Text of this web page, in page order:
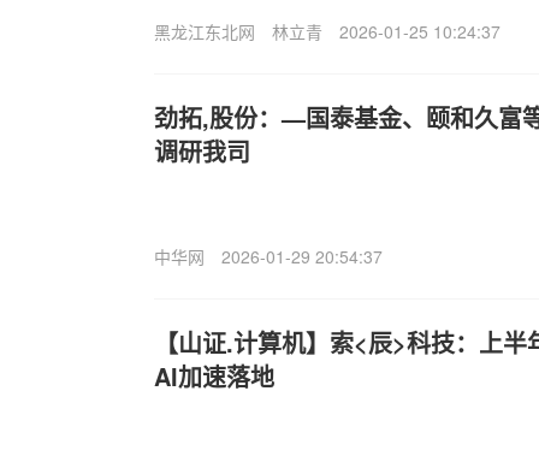
黑龙江东北网 林立青 2026-01-25 10:24:37
劲拓,股份：—国泰基金、颐和久富
调研我司
中华网 2026-01-29 20:54:37
【山证.计算机】索<辰>科技：上
AI加速落地